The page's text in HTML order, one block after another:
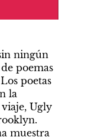
ningún
poemas
poetas
la
Ugly
muestra